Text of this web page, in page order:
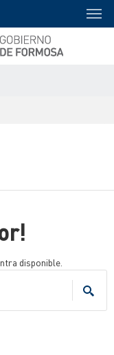
disponible.